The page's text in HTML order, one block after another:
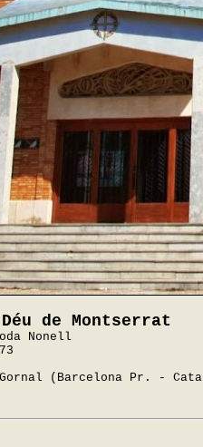
de Montserrat
Nonell
(Barcelona Pr. -